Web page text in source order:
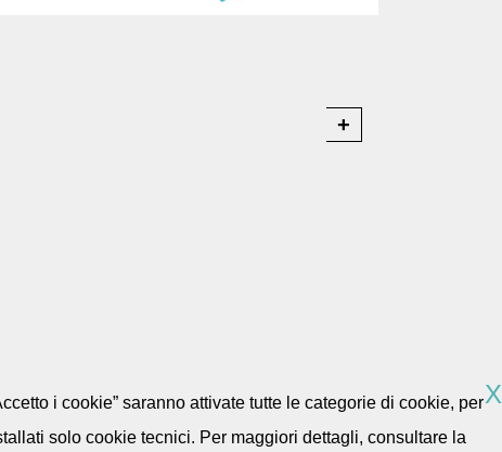
X
i cookie” saranno attivate tutte le categorie di cookie, per
solo cookie tecnici. Per maggiori dettagli, consultare la